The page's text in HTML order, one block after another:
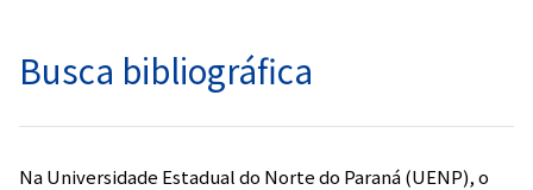
Busca bibliográfica
Na Universidade Estadual do Norte do Paraná (UENP), o